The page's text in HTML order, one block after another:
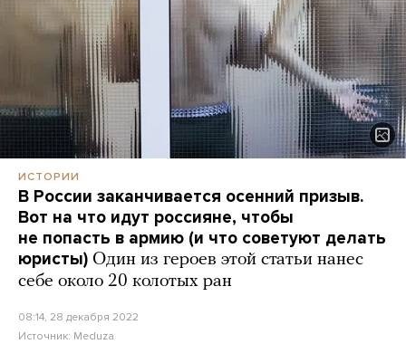
ИСТОРИИ
В России заканчивается осенний призыв.
Вот на что идут россияне, чтобы
не попасть в армию (и что советуют делать
юристы) Один из героев этой статьи нанес
себе около 20 колотых ран
08:14, 28 декабря 2022
Источник: Meduza